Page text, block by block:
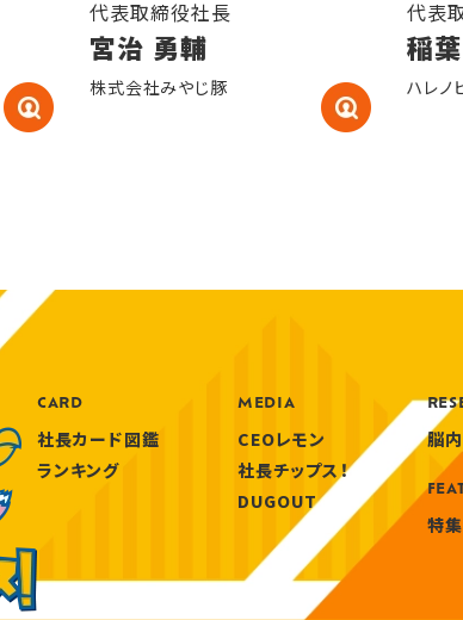
代表取締役社長
宮治 勇輔
株式会社みやじ豚
代表
稲
ハレノ
CARD
社長カード図鑑
ランキング
MEDIA
CEOレモン
社長チップス！
DUGOUT
脳
特